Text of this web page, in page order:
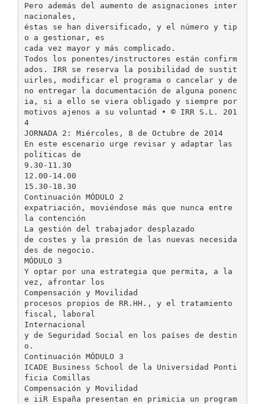
Pero además del aumento de asignaciones inter
nacionales,
éstas se han diversificado, y el número y tip
o a gestionar, es
cada vez mayor y más complicado.
Todos los ponentes/instructores están confirm
ados. IRR se reserva la posibilidad de sustit
uirles, modificar el programa o cancelar y de
no entregar la documentación de alguna ponenc
ia, si a ello se viera obligado y siempre por
motivos ajenos a su voluntad • © IRR S.L. 201
4
JORNADA 2: Miércoles, 8 de Octubre de 2014
En este escenario urge revisar y adaptar las
políticas de
9.30-11.30
12.00-14.00
15.30-18.30
Continuación MÓDULO 2
expatriación, moviéndose más que nunca entre
la contención
La gestión del trabajador desplazado
de costes y la presión de las nuevas necesida
des de negocio.
MÓDULO 3
Y optar por una estrategia que permita, a la
vez, afrontar los
Compensación y Movilidad
procesos propios de RR.HH., y el tratamiento
fiscal, laboral
Internacional
y de Seguridad Social en los países de destin
o.
Continuación MÓDULO 3
ICADE Business School de la Universidad Ponti
ficia Comillas
Compensación y Movilidad
e iiR España presentan en primicia un program